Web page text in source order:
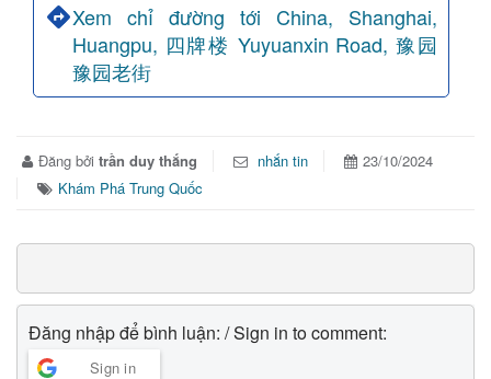
Xem chỉ đường tới China, Shanghai,
Huangpu, 四牌楼 Yuyuanxin Road, 豫园
豫园老街
Đăng bởi trần duy thắng nhắn tin
23/10/2024
Khám Phá Trung Quốc
Đăng nhập để bình luận: / Sign in to comment:
Sign in